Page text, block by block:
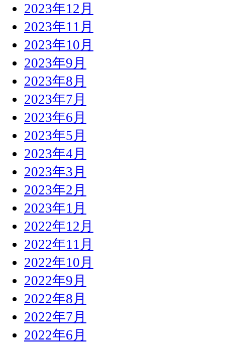
2023年12月
2023年11月
2023年10月
2023年9月
2023年8月
2023年7月
2023年6月
2023年5月
2023年4月
2023年3月
2023年2月
2023年1月
2022年12月
2022年11月
2022年10月
2022年9月
2022年8月
2022年7月
2022年6月